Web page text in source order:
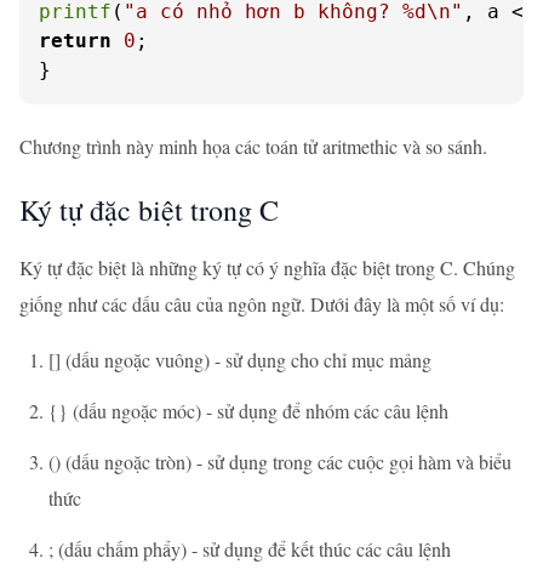
printf ( "a có nhỏ hơn b không? %d\n"
return
0 ;
}
Chương trình này minh họa các toán tử aritmethic và so sánh.
Ký tự đặc biệt trong C
Ký tự đặc biệt là những ký tự có ý nghĩa đặc biệt trong C. Chúng
giống như các dấu câu của ngôn ngữ. Dưới đây là một số ví dụ:
[] (dấu ngoặc vuông) - sử dụng cho chỉ mục mảng
{} (dấu ngoặc móc) - sử dụng để nhóm các câu lệnh
() (dấu ngoặc tròn) - sử dụng trong các cuộc gọi hàm và biểu
thức
; (dấu chấm phẩy) - sử dụng để kết thúc các câu lệnh